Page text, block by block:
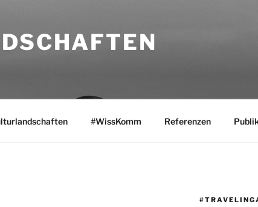
#WissKomm Referenzen